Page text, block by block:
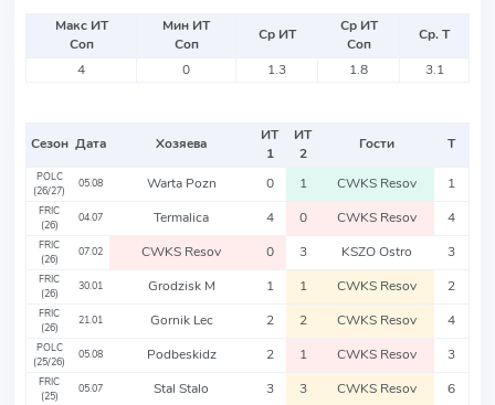
Макс ИТ
Соп
Мин ИТ
Соп
Ср ИТ
Ср ИТ
Соп
Ср. Т
4
0 1.3 1.8 3.1
Сезон Дата Хозяева
ИТ
1
ИТ
2
Гости Т
POLC
(26/27)
05.08 Warta Pozn 0 1 CWKS Resov 1
FRIC
(26)
04.07 Termalica 4 0 CWKS Resov 4
FRIC
(26)
07.02 CWKS Resov 0 3 KSZO Ostro 3
FRIC
(26)
30.01 Grodzisk M 1 1 CWKS Resov 2
FRIC
(26)
21.01 Gornik Lec 2 2 CWKS Resov 4
POLC
(25/26)
05.08 Podbeskidz 2 1 CWKS Resov 3
FRIC
(25)
05.07 Stal Stalo 3 3 CWKS Resov 6